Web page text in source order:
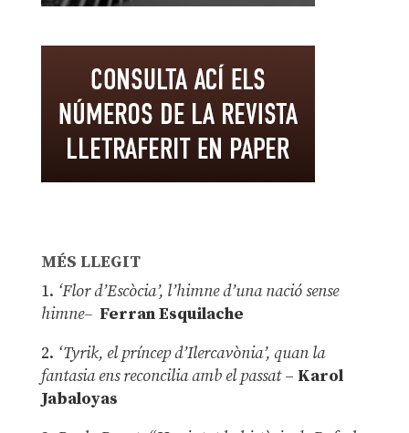
MÉS LLEGIT
1. ‘Flor d’Escòcia’, l’himne d’una nació sense
himne– Ferran Esquilache
2. ‘Tyrik, el príncep d’Ilercavònia’, quan la
fantasia ens reconcilia amb el passat– Karol
Jabaloyas